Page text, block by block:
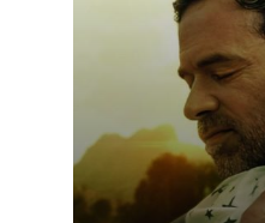
Réalisé par